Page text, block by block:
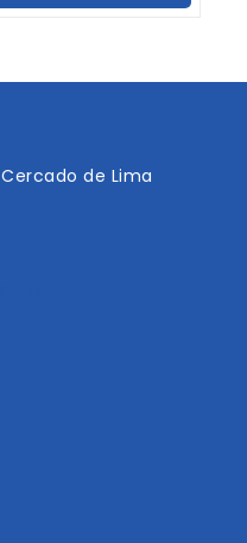
Cercado de Lima